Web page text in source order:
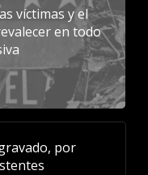
víctimas y el
en todo
por